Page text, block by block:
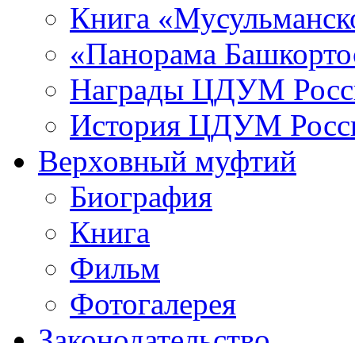
Книга
«Панорама
Награды ЦДУМ
История ЦДУМ
Верховный муфтий
Биография
Книга
Фильм
Фотогалерея